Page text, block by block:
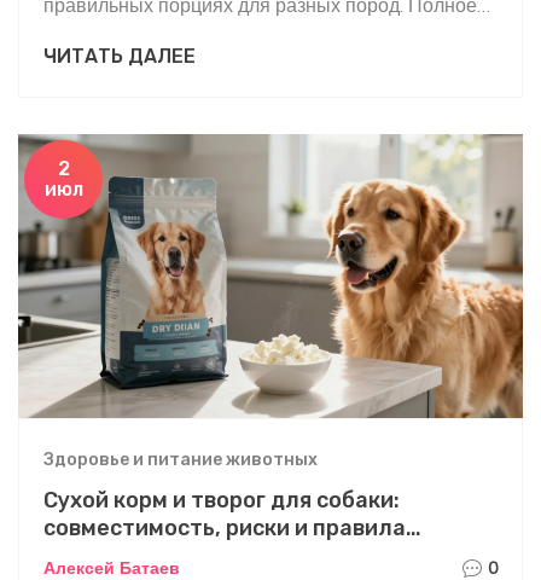
ЧИТАТЬ ДАЛЕЕ
2
июл
Здоровье и питание животных
Сухой корм и творог для собаки:
совместимость, риски и правила
введения
Алексей Батаев 0